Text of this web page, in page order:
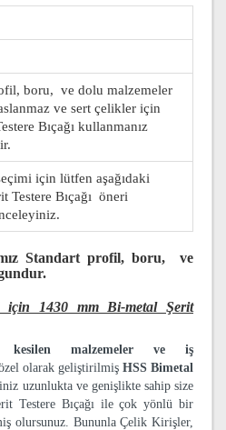
boru, ve dolu malzemeler
ve sert çelikler için
Bıçağı kullanmanız
için lütfen aşağıdaki
Testere Bıçağı öneri
Standart profil, boru, ve
1430 mm Bi-metal Şerit
kesilen malzemeler ve iş
olarak geliştirilmiş HSS Bimetal
uzunlukta ve genişlikte sahip size
Testere Bıçağı ile çok yönlü bir
olursunuz. Bununla Çelik Kirişler,